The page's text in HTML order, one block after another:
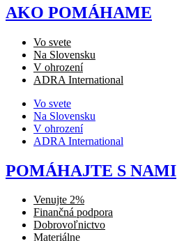
AKO POMÁHAME
Vo svete
Na Slovensku
V ohrození
ADRA International
Vo svete
Na Slovensku
V ohrození
ADRA International
POMÁHAJTE S NAMI
Venujte 2%
Finančná podpora
Dobrovoľnictvo
Materiálne